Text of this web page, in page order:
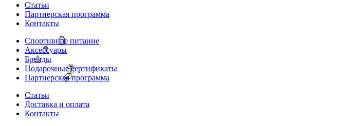
Статьи
Партнерская программа
Контакты
Спортивное питание
Аксессуары
Бренды
Подарочные сертификаты
Партнерская программа
Статьи
Доставка и оплата
Контакты